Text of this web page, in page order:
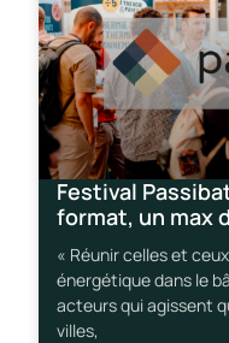
Festival
format, un max
« Réunir celles et
énergétique dans le
acteurs qui agissent
villes,